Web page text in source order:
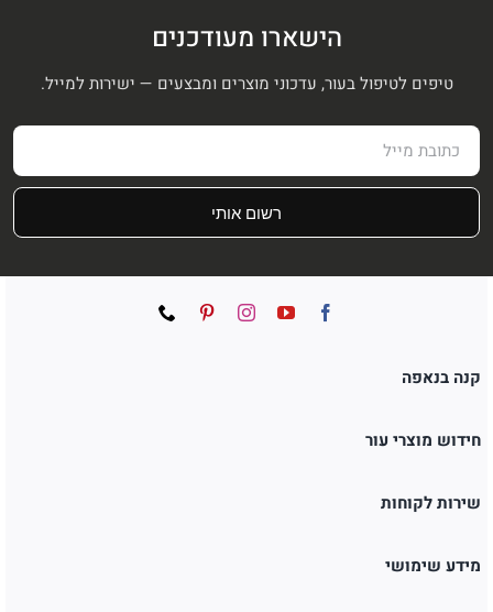
הישארו מעודכנים
טיפים לטיפול בעור, עדכוני מוצרים ומבצעים — ישירות למייל.
רשום אותי
קנה בנאפה
חידוש מוצרי עור
שירות לקוחות
מידע שימושי